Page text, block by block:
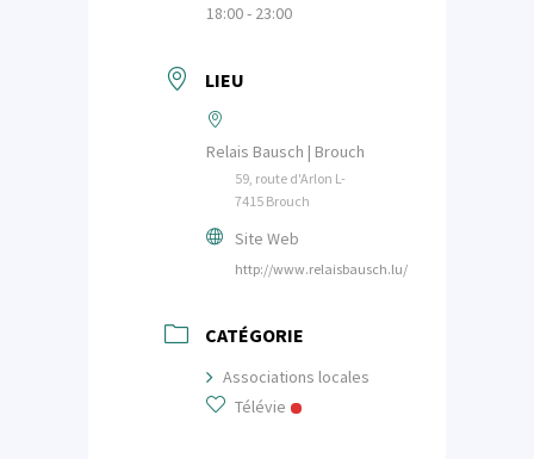
18:00 - 23:00
LIEU
Relais Bausch | Brouch
59, route d'Arlon L-
7415 Brouch
Site Web
http://www.relaisbausch.lu/
CATÉGORIE
Associations locales
Télévie